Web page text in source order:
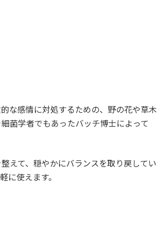
な感情に対処するための、野の花や草木
菌学者でもあったバッチ博士によって
えて、穏やかにバランスを取り戻してい
に使えます。